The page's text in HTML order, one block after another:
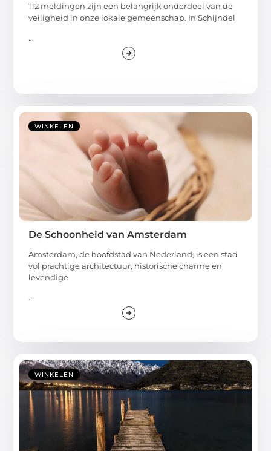
112 meldingen zijn een belangrijk onderdeel van de
veiligheid in onze lokale gemeenschap. In Schijndel
...
WINKELEN
De Schoonheid van Amsterdam
Amsterdam, de hoofdstad van Nederland, is een stad
vol prachtige architectuur, historische charme en
levendige
...
WINKELEN